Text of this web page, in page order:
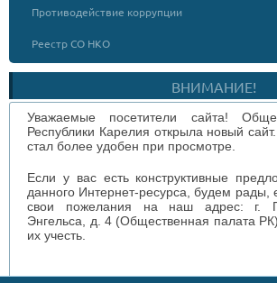
Противодействие коррупции
Реестр СО НКО
ВНИМАНИЕ!
Уважаемые посетители сайта!
Республики Карелия открыла новый
стал более удобен при просмотре.
Если у вас есть конструктивные
данного Интернет-ресурса, будем рады,
свои пожелания на наш адрес: г.
Энгельса, д. 4 (Общественная палата
их учесть.